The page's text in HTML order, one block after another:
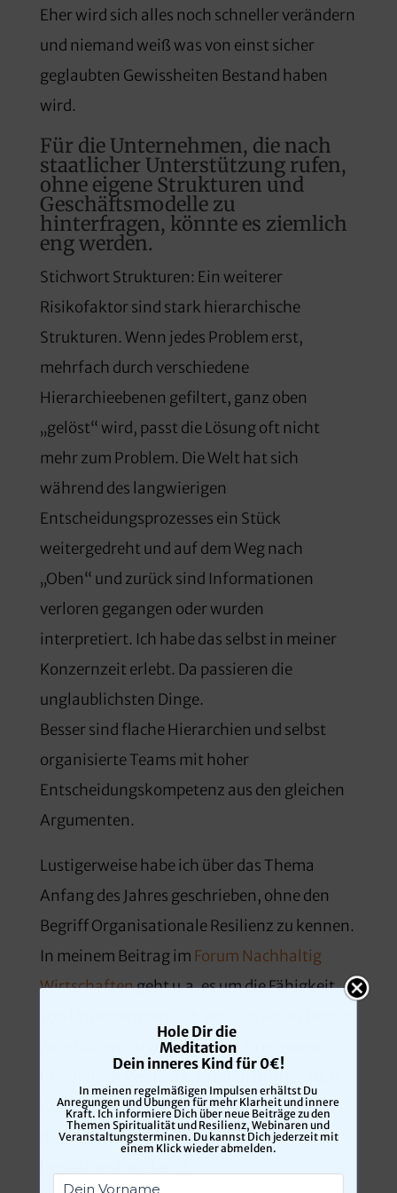
Eher wird sich alles noch schneller verändern
und niemand weiß was von einst sicher
geglaubten Gewissheiten Bestand haben
wird.
Für die Unternehmen, die nach
staatlicher Unterstützung rufen,
ohne eigene Strukturen und
Geschäftsmodelle zu
hinterfragen, könnte es ziemlich
eng werden.
Stichwort Strukturen: Ein weiterer
Risikofaktor sind stark hierarchische
Strukturen. Wenn jedes Problem erst,
mehrfach durch verschiedene
Hierarchieebenen gefiltert, ganz oben
„gelöst“ wird, passt die Lösung oft nicht
mehr zum Problem. Die Welt hat sich
während des langwierigen
Entscheidungsprozesses ein Stück
weitergedreht und auf dem Weg nach
„Oben“ und zurück sind Informationen
verloren gegangen oder wurden
interpretiert. Ich habe das selbst in meiner
Konzernzeit erlebt. Da passieren die
unglaublichsten Dinge.
Besser sind flache Hierarchien und selbst
organisierte Teams mit hoher
Entscheidungskompetenz aus den gleichen
Argumenten.
Lustigerweise habe ich über das Thema
Anfang des Jahres geschrieben, ohne den
Begriff Organisationale Resilienz zu kennen.
In meinem Beitrag im Forum Nachhaltig
Wirtschaftengeht u.a. es um die Fähigkeit
zu erhalten, zu wandeln und zu erneuern.
Autopoiese nennen. Der Begriff kommt aus
der Systemtheorie und der
Hole Dir die
Meditation
Dein inneres Kind für 0€!
In meinen regelmäßigen Impulsen erhältst Du
Anregungen und Übungen für mehr Klarheit und innere
Kraft. Ich informiere Dich über neue Beiträge zu den
Themen Spiritualität und Resilienz, Webinaren und
Veranstaltungsterminen. Du kannst Dich jederzeit mit
einem Klick wieder abmelden.